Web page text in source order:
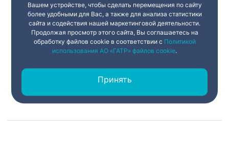
Вашем устройстве, чтобы сделать перемещения по сайту
более удобными для Вас, а также для анализа статистики
сайта и содействия нашей маркетинговой деятельности.
Продолжая просмотр этого сайта, Вы соглашаетесь на
обработку файлов cookie в соответствии с Политикой
использования АО «ГАТР» файлов cookie.
Принять